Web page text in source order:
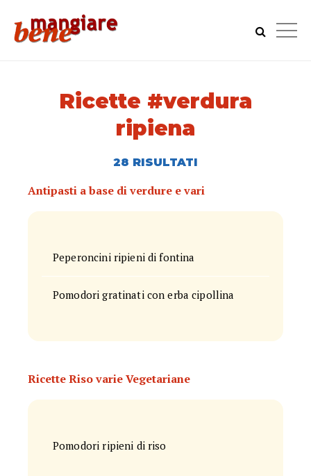
Ricette #verdura
ripiena
28 RISULTATI
Antipasti a base di verdure e vari
Peperoncini ripieni di fontina
Pomodori gratinati con erba cipollina
Ricette Riso varie Vegetariane
Pomodori ripieni di riso